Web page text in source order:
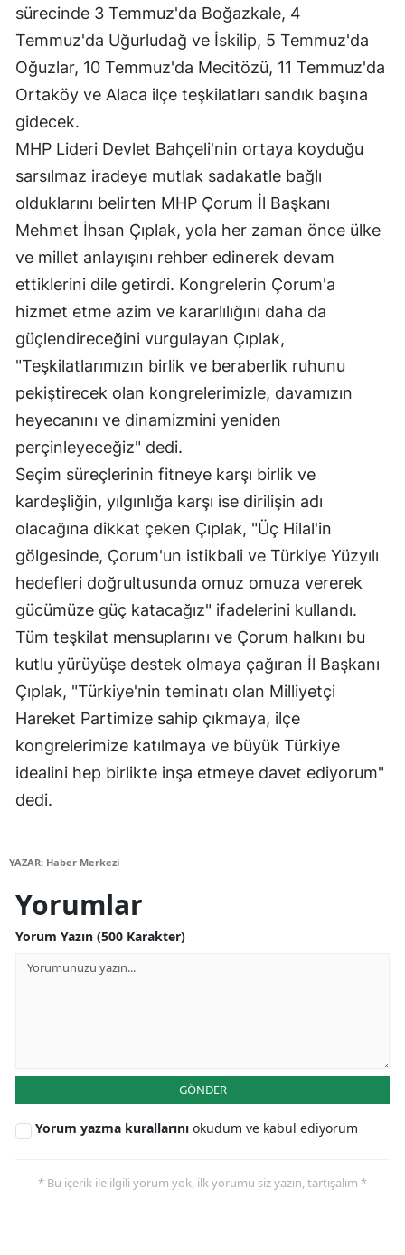
Isparta
Mersin
İstanbul
İzmir
Kars
Kastamonu
Kayseri
Kırklareli
Kırşehir
Kocaeli
Konya
Malatya
Manisa
Kahramanmaraş
Mardin
Muğla
Muş
Nevşehir
Niğde
Ordu
Trabzon
Şanlıurfa
sürecinde 3 Temmuz'da Boğazkale, 4
Temmuz'da Uğurludağ ve İskilip, 5 Temmuz'da
Oğuzlar, 10 Temmuz'da Mecitözü, 11 Temmuz'da
Ortaköy ve Alaca ilçe teşkilatları sandık başına
gidecek.
MHP Lideri Devlet Bahçeli'nin ortaya koyduğu
sarsılmaz iradeye mutlak sadakatle bağlı
olduklarını belirten MHP Çorum İl Başkanı
Mehmet İhsan Çıplak, yola her zaman önce ülke
ve millet anlayışını rehber edinerek devam
ettiklerini dile getirdi. Kongrelerin Çorum'a
hizmet etme azim ve kararlılığını daha da
güçlendireceğini vurgulayan Çıplak,
"Teşkilatlarımızın birlik ve beraberlik ruhunu
pekiştirecek olan kongrelerimizle, davamızın
heyecanını ve dinamizmini yeniden
perçinleyeceğiz" dedi.
Seçim süreçlerinin fitneye karşı birlik ve
kardeşliğin, yılgınlığa karşı ise dirilişin adı
olacağına dikkat çeken Çıplak, "Üç Hilal'in
gölgesinde, Çorum'un istikbali ve Türkiye Yüzyılı
hedefleri doğrultusunda omuz omuza vererek
gücümüze güç katacağız" ifadelerini kullandı.
Tüm teşkilat mensuplarını ve Çorum halkını bu
kutlu yürüyüşe destek olmaya çağıran İl Başkanı
Çıplak, "Türkiye'nin teminatı olan Milliyetçi
Hareket Partimize sahip çıkmaya, ilçe
kongrelerimize katılmaya ve büyük Türkiye
idealini hep birlikte inşa etmeye davet ediyorum"
dedi.
YAZAR: Haber Merkezi
Yorumlar
Yorum Yazın (500 Karakter)
GÖNDER
Yorum yazma kurallarını okudum ve kabul ediyorum
* Bu içerik ile ilgili yorum yok, ilk yorumu siz yazın, tartışalım *